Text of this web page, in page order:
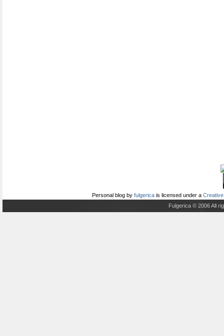
Personal blog by fulgerica is licensed under a
Fulgerica © 2006 All